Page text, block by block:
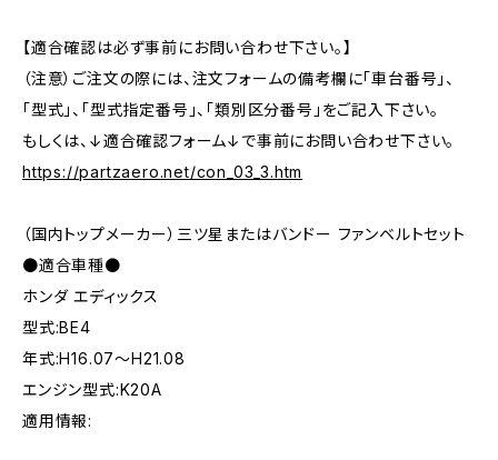
【適合確認は必ず事前にお問い合わせ下さい。】
（注意）ご注文の際には、注文フォームの備考欄に「車台番号」、
「型式」、「型式指定番号」、「類別区分番号」をご記入下さい。
もしくは、↓適合確認フォーム↓で事前にお問い合わせ下さい。
https://partzaero.net/con_03_3.htm
（国内トップメーカー）三ツ星またはバンドー ファンベルトセット
●適合車種●
ホンダ エディックス
型式:BE4
年式:H16.07～H21.08
エンジン型式:K20A
適用情報: